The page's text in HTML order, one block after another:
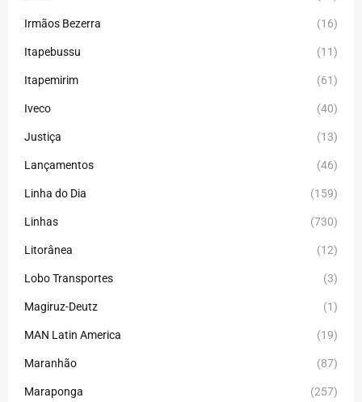
Irmãos Bezerra (16)
Itapebussu (11)
Itapemirim (61)
Iveco (40)
Justiça (13)
Lançamentos (46)
Linha do Dia (159)
Linhas (730)
Litorânea (12)
Lobo Transportes (3)
Magiruz-Deutz (1)
MAN Latin America (19)
Maranhão (87)
Maraponga (257)